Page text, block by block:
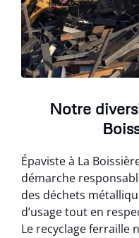
Notre
Épaviste à La
démarche
des déchets
d’usage tout en
Le recyclage ferraille